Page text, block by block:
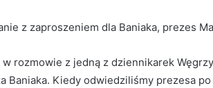
z zaproszeniem dla Baniaka, prezes
rozmowie z jedną z dziennikarek
Baniaka. Kiedy odwiedziliśmy prezesa